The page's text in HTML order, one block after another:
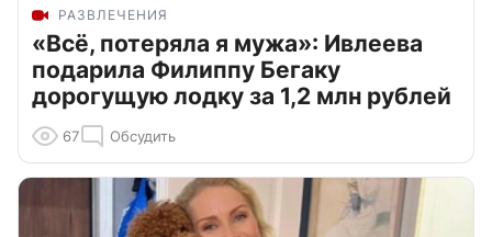
РАЗВЛЕЧЕНИЯ
«Всё, потеряла я мужа»: Ивлеева
подарила Филиппу Бегаку
дорогущую лодку за 1,2 млн рублей
67 Обсудить